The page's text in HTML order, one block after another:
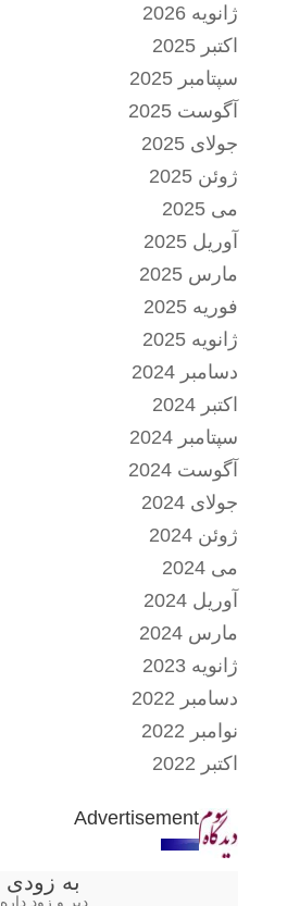
ژانویه 2026
اکتبر 2025
سپتامبر 2025
آگوست 2025
جولای 2025
ژوئن 2025
می 2025
آوریل 2025
مارس 2025
فوریه 2025
ژانویه 2025
دسامبر 2024
اکتبر 2024
سپتامبر 2024
آگوست 2024
جولای 2024
ژوئن 2024
می 2024
آوریل 2024
مارس 2024
ژانویه 2023
دسامبر 2022
نوامبر 2022
اکتبر 2022
Advertisement
به زودی
دیر و زود داره